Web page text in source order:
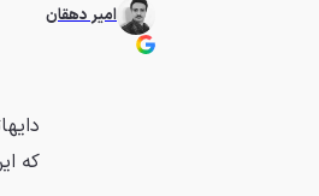
امیر دهقان
که